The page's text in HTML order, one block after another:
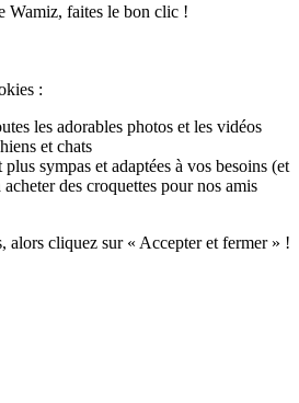
Wamiz, faites le bon clic !
:
les adorables photos et les vidéos
et chats
sympas et adaptées à vos besoins (et
des croquettes pour nos amis
alors cliquez sur « Accepter et fermer » !